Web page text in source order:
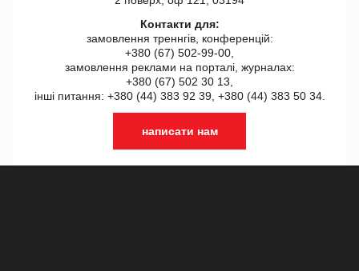
Контакти для:
замовлення треннгів, конференцій:
+380 (67) 502-99-00,
замовлення реклами на порталі, журналах:
+380 (67) 502 30 13,
інші питання: +380 (44) 383 92 39, +380 (44) 383 50 34.
написати нам